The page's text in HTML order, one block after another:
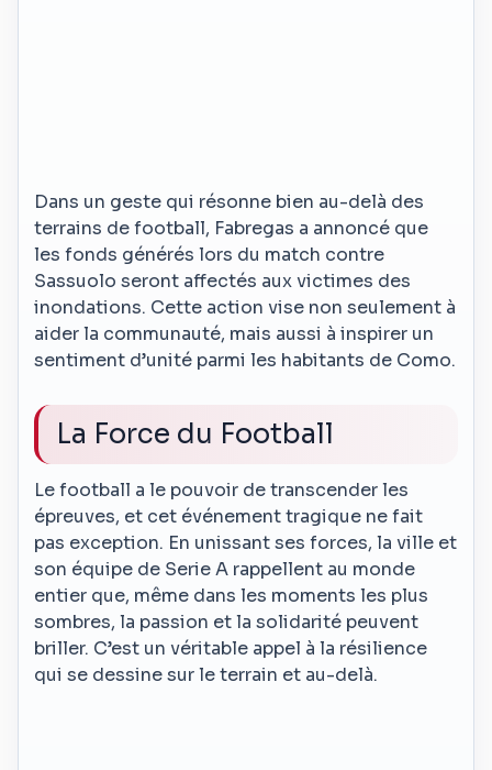
Dans un geste qui résonne bien au-delà des
terrains de football, Fabregas a annoncé que
les fonds générés lors du match contre
Sassuolo seront affectés aux victimes des
inondations. Cette action vise non seulement à
aider la communauté, mais aussi à inspirer un
sentiment d’unité parmi les habitants de Como.
La Force du Football
Le football a le pouvoir de transcender les
épreuves, et cet événement tragique ne fait
pas exception. En unissant ses forces, la ville et
son équipe de Serie A rappellent au monde
entier que, même dans les moments les plus
sombres, la passion et la solidarité peuvent
briller. C’est un véritable appel à la résilience
qui se dessine sur le terrain et au-delà.